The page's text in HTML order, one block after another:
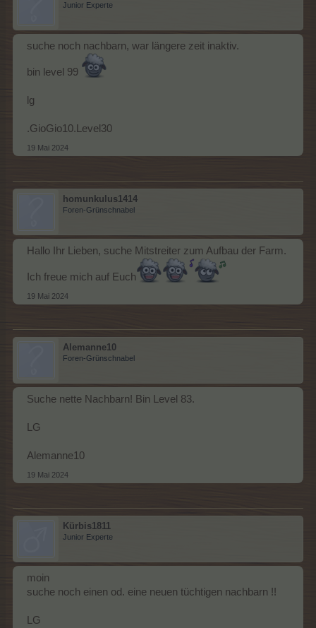
Junior Experte
suche noch nachbarn, war längere zeit inaktiv.
bin level 99
lg
.GioGio10.Level30
19 Mai 2024
homunkulus1414
Foren-Grünschnabel
Hallo Ihr Lieben, suche Mitstreiter zum Aufbau der Farm.
Ich freue mich auf Euch
19 Mai 2024
Alemanne10
Foren-Grünschnabel
Suche nette Nachbarn! Bin Level 83.
LG
Alemanne10
19 Mai 2024
Kürbis1811
Junior Experte
moin
suche noch einen od. eine neuen tüchtigen nachbarn !!
LG